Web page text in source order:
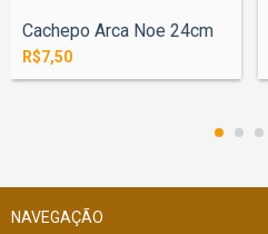
Cachepo Arca Noe 24cm
R$7,50
NAVEGAÇÃO